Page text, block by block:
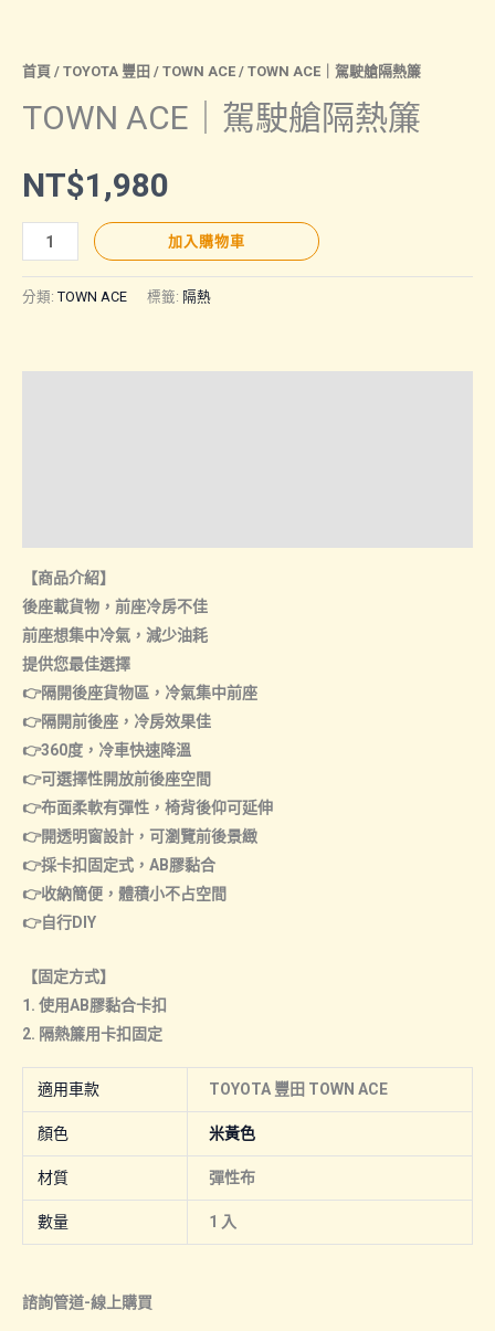
首頁 / TOYOTA 豐田 / TOWN ACE / TOWN ACE｜駕駛艙隔熱簾
TOWN ACE｜駕駛艙隔熱簾
NT$1,980
TOWN
ACE
｜
加入購物車
分類: TOWN ACE 標籤: 隔熱
【商品介紹】
後座載貨物，前座冷房不佳
前座想集中冷氣，減少油耗
提供您最佳選擇
👉隔開後座貨物區，冷氣集中前座
👉隔開前後座，冷房效果佳
👉360度，冷車快速降溫
👉可選擇性開放前後座空間
👉布面柔軟有彈性，椅背後仰可延伸
👉開透明窗設計，可瀏覽前後景緻
👉採卡扣固定式，AB膠黏合
👉收納簡便，體積小不占空間
👉自行DIY
【固定方式】
1. 使用AB膠黏合卡扣
2. 隔熱簾用卡扣固定
適用車款 TOYOTA 豐田 TOWN ACE
顏色 米黃色
材質 彈性布
數量 1 入
諮詢管道-線上購買